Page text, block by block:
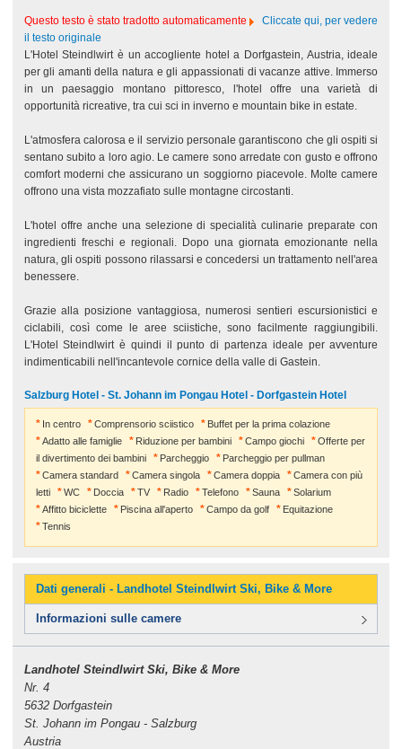
Questo testo è stato tradotto automaticamente
Cliccate qui, per vedere
il testo originale
L'Hotel Steindlwirt è un accogliente hotel a Dorfgastein, Austria, ideale
per gli amanti della natura e gli appassionati di vacanze attive. Immerso
in un paesaggio montano pittoresco, l'hotel offre una varietà di
opportunità ricreative, tra cui sci in inverno e mountain bike in estate.
L'atmosfera calorosa e il servizio personale garantiscono che gli ospiti si
sentano subito a loro agio. Le camere sono arredate con gusto e offrono
comfort moderni che assicurano un soggiorno piacevole. Molte camere
offrono una vista mozzafiato sulle montagne circostanti.
L'hotel offre anche una selezione di specialità culinarie preparate con
ingredienti freschi e regionali. Dopo una giornata emozionante nella
natura, gli ospiti possono rilassarsi e concedersi un trattamento nell'area
benessere.
Grazie alla posizione vantaggiosa, numerosi sentieri escursionistici e
ciclabili, così come le aree sciistiche, sono facilmente raggiungibili.
L'Hotel Steindlwirt è quindi il punto di partenza ideale per avventure
indimenticabili nell'incantevole cornice della valle di Gastein.
Salzburg Hotel - St. Johann im Pongau Hotel - Dorfgastein Hotel
In centro Comprensorio sciistico
Buffet per la prima colazione
Adatto alle famiglie
Riduzione per bambini Campo giochi
Offerte per
il divertimento dei bambini
Parcheggio
Parcheggio per pullman
Camera standard
Camera singola Camera doppia
Camera con più
letti
WC Doccia TV Radio Telefono Sauna
Solarium
Affitto biciclette
Piscina all'aperto Campo da golf
Equitazione
Tennis
Dati generali - Landhotel Steindlwirt Ski, Bike & More
Informazioni sulle camere
Landhotel Steindlwirt Ski, Bike & More
Nr. 4
5632 Dorfgastein
St. Johann im Pongau - Salzburg
Austria